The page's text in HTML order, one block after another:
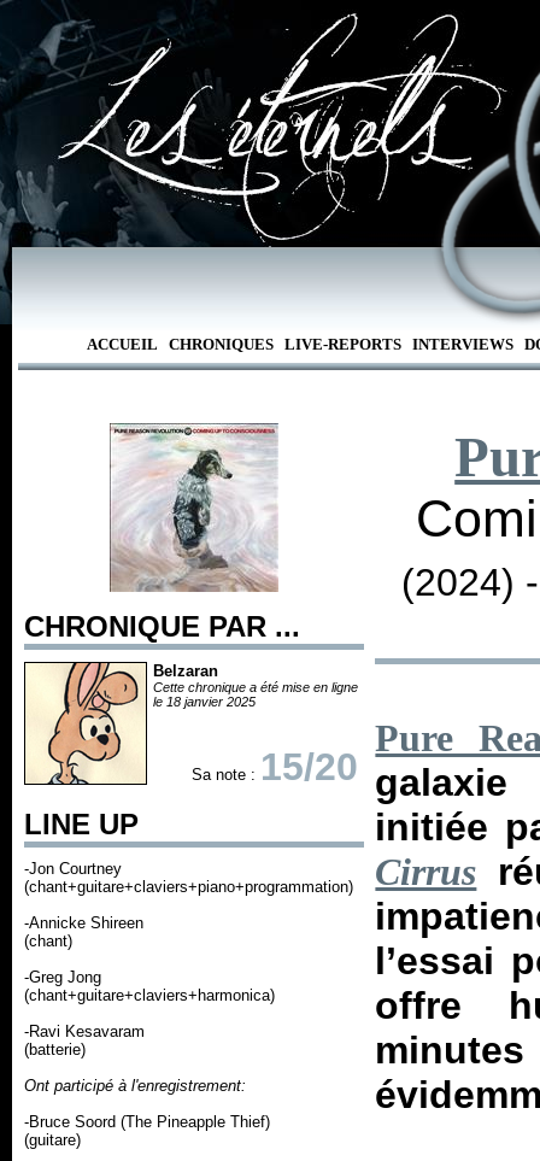
ACCUEIL CHRONIQUES LIVE-REPORTS INTERVIEWS
CHRONIQUE PAR ...
Belzaran
Cette chronique a été mise en ligne
le 18 janvier 2025
Sa note : 15/20
LINE UP
-Jon Courtney
(chant+guitare+claviers+piano+programmation)
-Annicke Shireen
(chant)
-Greg Jong
(chant+guitare+claviers+harmonica)
-Ravi Kesavaram
(batterie)
Ont participé à l'enregistrement:
-Bruce Soord (The Pineapple Thief)
(guitare)
(2024)
Pure
initiée
Cirrus
l’essai
offre